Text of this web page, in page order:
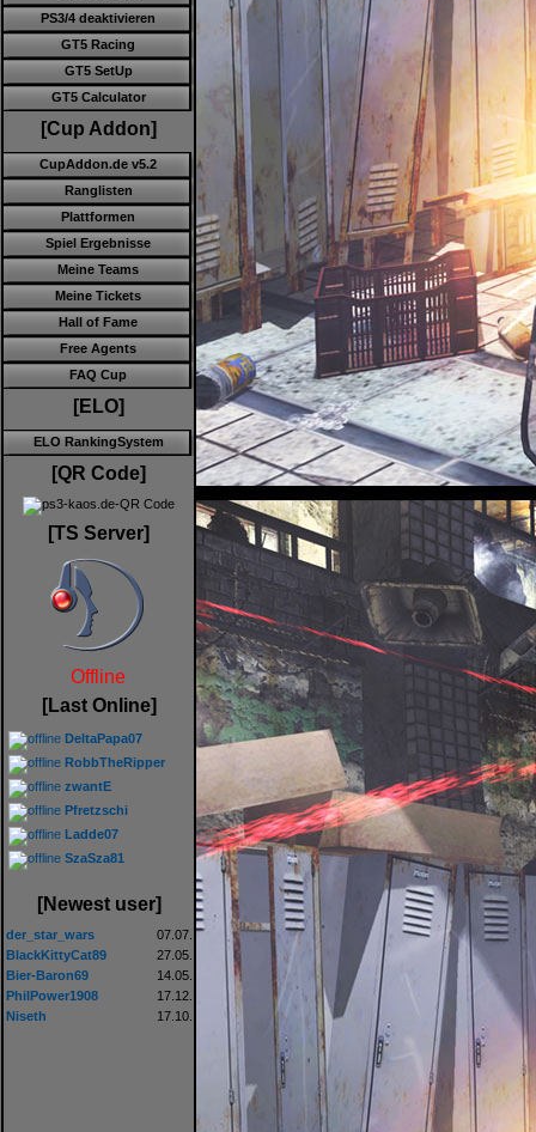
PS3/4 deaktivieren
GT5 Racing
GT5 SetUp
GT5 Calculator
[Cup Addon]
CupAddon.de v5.2
Ranglisten
Plattformen
Spiel Ergebnisse
Meine Teams
Meine Tickets
Hall of Fame
Free Agents
FAQ Cup
[ELO]
ELO RankingSystem
[QR Code]
[TS Server]
Offline
[Last Online]
DeltaPapa07
RobbTheRipper
zwantE
Pfretzschi
Ladde07
SzaSza81
[Newest user]
der_star_wars
07.07.
BlackKittyCat89
27.05.
Bier-Baron69
14.05.
PhilPower1908
17.12.
Niseth
17.10.